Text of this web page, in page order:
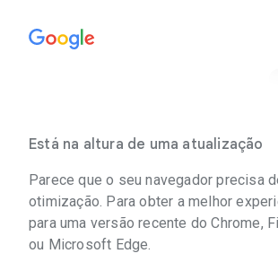
Está na altura de uma atualização
Parece que o seu navegador precisa
otimização. Para obter a melhor
para uma versão recente do Chrome,
ou Microsoft Edge.